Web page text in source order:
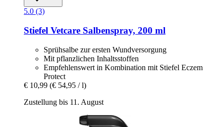
5.0 (3)
Stiefel Vetcare Salbenspray, 200 ml
Sprühsalbe zur ersten Wundversorgung
Mit pflanzlichen Inhaltsstoffen
Empfehlenswert in Kombination mit Stiefel Eczem
Protect
€ 10,99 (€ 54,95 / l)
Zustellung bis 11. August